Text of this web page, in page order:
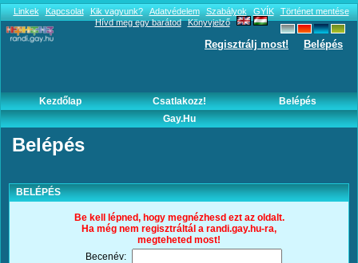
Linkek Kapcsolat Kik vagyunk? Adatvédelem Szabályok GYÍK
Történet mentése
Hívd meg egy barátod
Könyvjelző
Regisztrálj most! Belépés
Kezdőlap Csatlakozz!
Belépés
Gay.hu
Belépés
BELÉPÉS
Be kell lépned, hogy megnézhesd ezt az oldalt.
Ha még nem regisztráltál a randi.gay.hu-ra,
megteheted most!
Becenév: